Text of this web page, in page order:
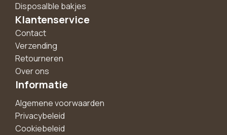
Disposalble bakjes
Klantenservice
Contact
Verzending
Retourneren
Over ons
Informatie
Algemene voorwaarden
Privacybeleid
Cookiebeleid